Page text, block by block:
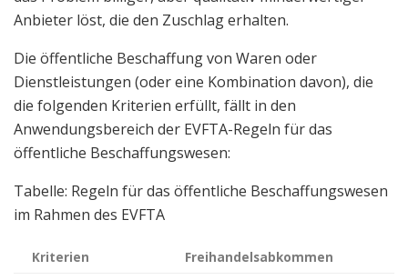
Anbieter löst, die den Zuschlag erhalten.
Die öffentliche Beschaffung von Waren oder
Dienstleistungen (oder eine Kombination davon), die
die folgenden Kriterien erfüllt, fällt in den
Anwendungsbereich der EVFTA-Regeln für das
öffentliche Beschaffungswesen:
Tabelle: Regeln für das öffentliche Beschaffungswesen
im Rahmen des EVFTA
Kriterien
Freihandelsabkommen